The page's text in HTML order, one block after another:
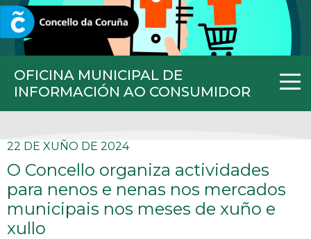
OFICINA MUNICIPAL DE
INFORMACIÓN AO CONSUMIDOR
CORUNA.GAL
22 DE XUÑO DE 2024
O Concello organiza actividades
para nenos e nenas nos mercados
municipais nos meses de xuño e
xullo